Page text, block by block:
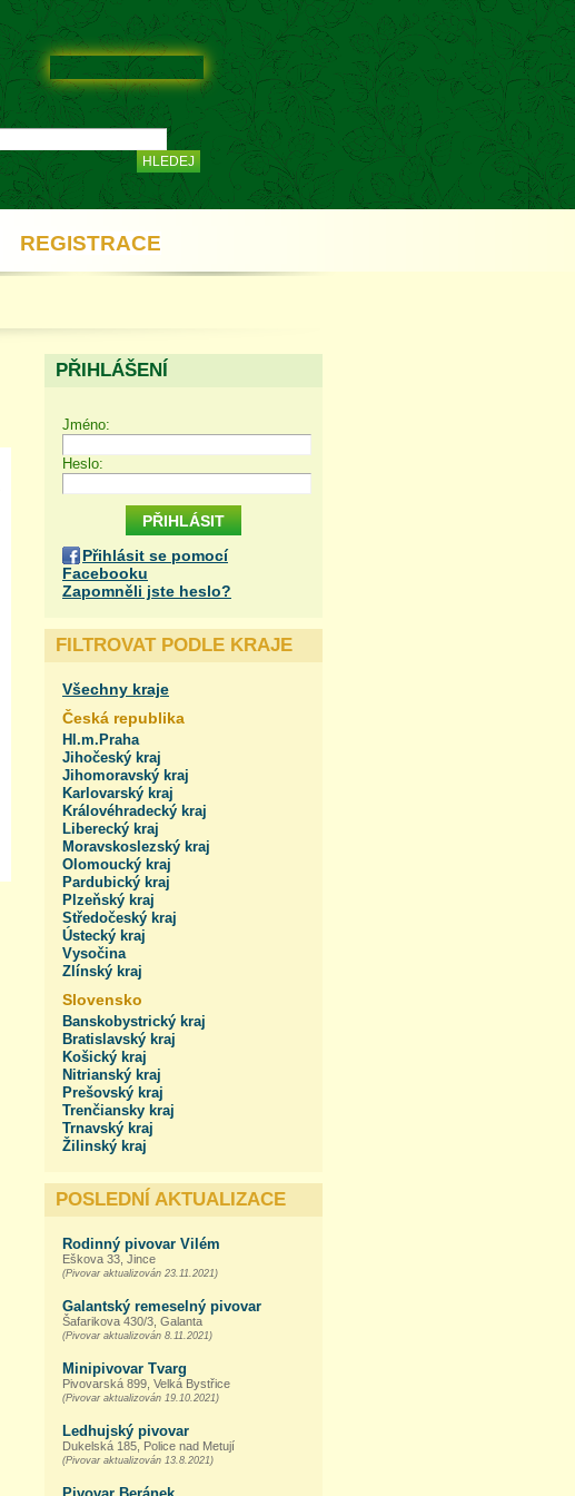
REGISTRACE
PŘIHLÁŠENÍ
Jméno:
Heslo:
Přihlásit se pomocí
Facebooku
Zapomněli jste heslo?
FILTROVAT PODLE KRAJE
Všechny kraje
Česká republika
Hl.m.Praha
Jihočeský kraj
Jihomoravský kraj
Karlovarský kraj
Královéhradecký kraj
Liberecký kraj
Moravskoslezský kraj
Olomoucký kraj
Pardubický kraj
Plzeňský kraj
Středočeský kraj
Ústecký kraj
Vysočina
Zlínský kraj
Slovensko
Banskobystrický kraj
Bratislavský kraj
Košický kraj
Nitrianský kraj
Prešovský kraj
Trenčiansky kraj
Trnavský kraj
Žilinský kraj
POSLEDNÍ AKTUALIZACE
Rodinný pivovar Vilém
Eškova 33, Jince
(Pivovar aktualizován 23.11.2021)
Galantský remeselný pivovar
Šafarikova 430/3, Galanta
(Pivovar aktualizován 8.11.2021)
Minipivovar Tvarg
Pivovarská 899, Velká Bystřice
(Pivovar aktualizován 19.10.2021)
Ledhujský pivovar
Dukelská 185, Police nad Metují
(Pivovar aktualizován 13.8.2021)